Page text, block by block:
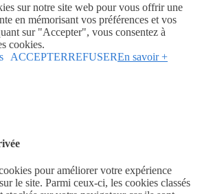
sur notre site web pour vous offrir une
en mémorisant vos préférences et vos
sur "Accepter", vous consentez à
cookies.
ACCEPTERREFUSEREn savoir +
pour améliorer votre expérience
le site. Parmi ceux-ci, les cookies classés